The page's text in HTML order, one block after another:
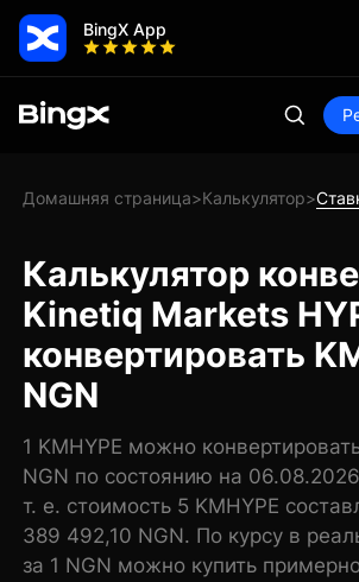
BingX App
Домашняя страница>Калькулятор>
Калькулятор
Kinetiq Markets
конвертировать
NGN
1 KMHYPE можно
NGN по состоянию на
т. е. стоимость 5 KMHYPE
389 492,10 NGN. По курсу в
за 1 NGN можно купить